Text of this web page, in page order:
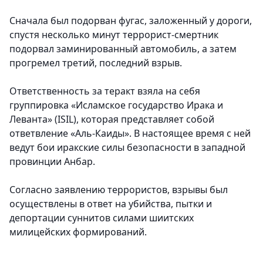
Сначала был подорван фугас, заложенный у дороги,
спустя несколько минут террорист-смертник
подорвал заминированный автомобиль, а затем
прогремел третий, последний взрыв.
Ответственность за теракт взяла на себя
группировка «Исламское государство Ирака и
Леванта» (ISIL), которая представляет собой
ответвление «Аль-Каиды». В настоящее время с ней
ведут бои иракские силы безопасности в западной
провинции Анбар.
Согласно заявлению террористов, взрывы был
осуществлены в ответ на убийства, пытки и
депортации суннитов силами шиитских
милицейских формирований.